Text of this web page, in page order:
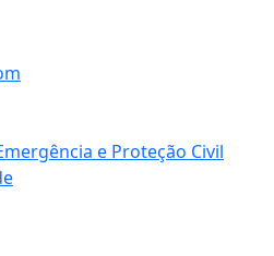
e Proteção Civil